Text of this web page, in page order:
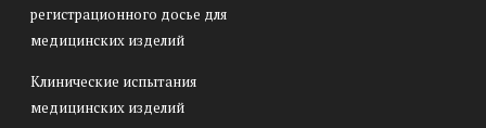
регистрационного досье для
медицинских изделий
Клинические испытания
медицинских изделий